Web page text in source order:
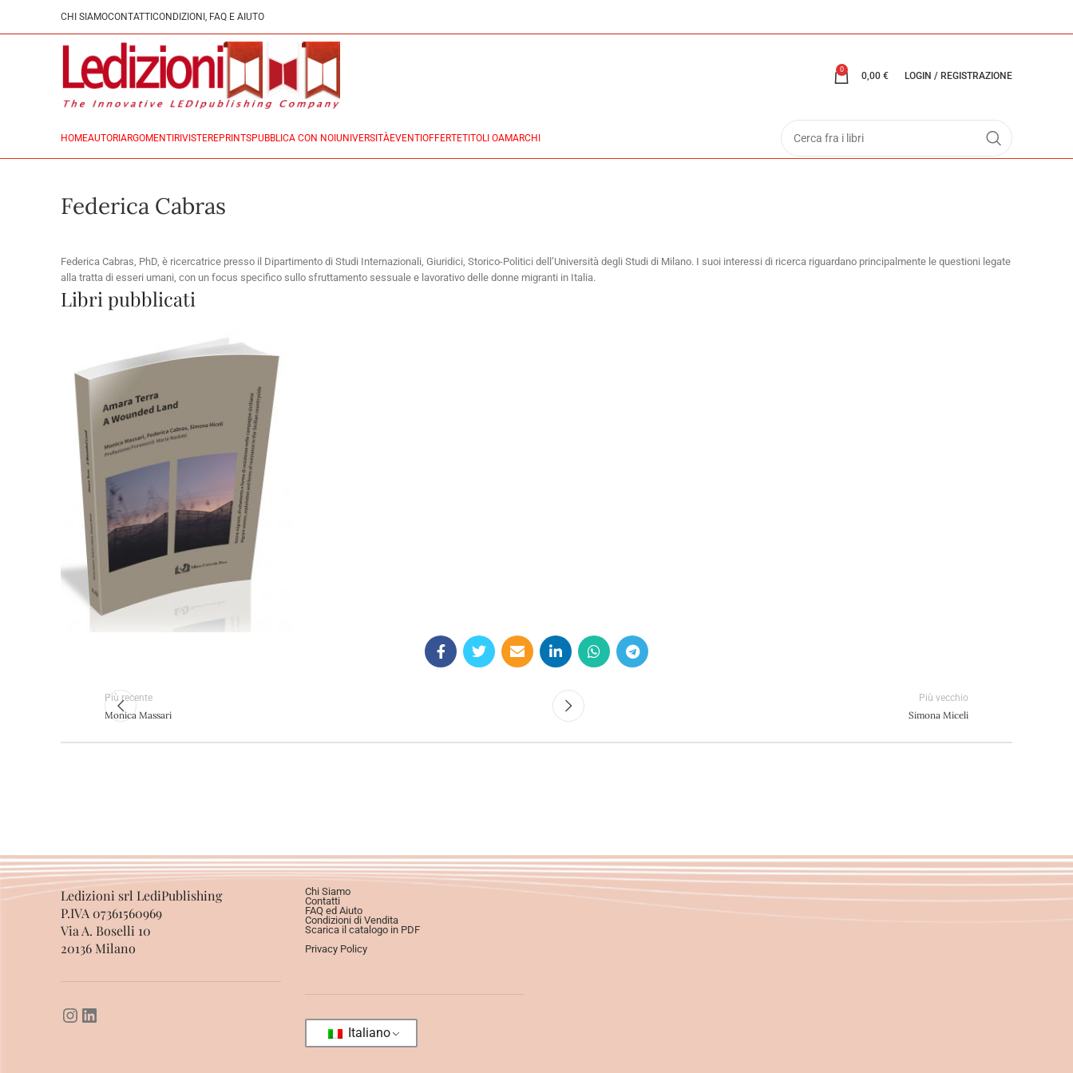
CHI SIAMOCONTATTI CONDIZIONI, FAQ E AIUTO
0
0,00 € LOGIN / REGISTRAZIONE
HOMEAUTORI ARGOMENTI RIVISTEREPRINTSPUBBLICA CON NOI UNIVERSITÀEVENTI OFFERTETITOLI OAMARCHI
Federica Cabras
Federica Cabras, PhD, è ricercatrice presso il Dipartimento di Studi Internazionali, Giuridici, Storico-Politici dell’Università degli Studi di Milano. I suoi interessi di ricerca riguardano principalmente le questioni legate
alla tratta di esseri umani, con un focus specifico sullo sfruttamento sessuale e lavorativo delle donne migranti in Italia.
Libri pubblicati
Aggiungi al carrello
Più recente
Monica Massari
Più vecchio
Simona Miceli
Ledizioni srl LediPublishing
P.IVA 07361560969
Via A. Boselli 10
20136 Milano
Chi Siamo
Contatti
FAQ ed Aiuto
Condizioni di Vendita
Scarica il catalogo in PDF
Privacy Policy
Italiano